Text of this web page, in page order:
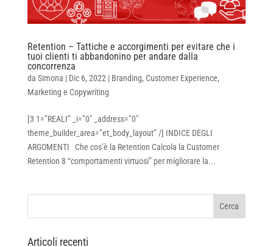
Retention – Tattiche e accorgimenti per evitare che i
tuoi clienti ti abbandonino per andare dalla
concorrenza
da Simona | Dic 6, 2022| Branding, Customer Experience,
Marketing e Copywriting
[3 1=”REALI” _i=”0″ _address=”0″
theme_builder_area=”et_body_layout” /] INDICE DEGLI
ARGOMENTI Che cos’è la Retention Calcola la Customer
Retention 8 “comportamenti virtuosi” per migliorare la...
Articoli recenti